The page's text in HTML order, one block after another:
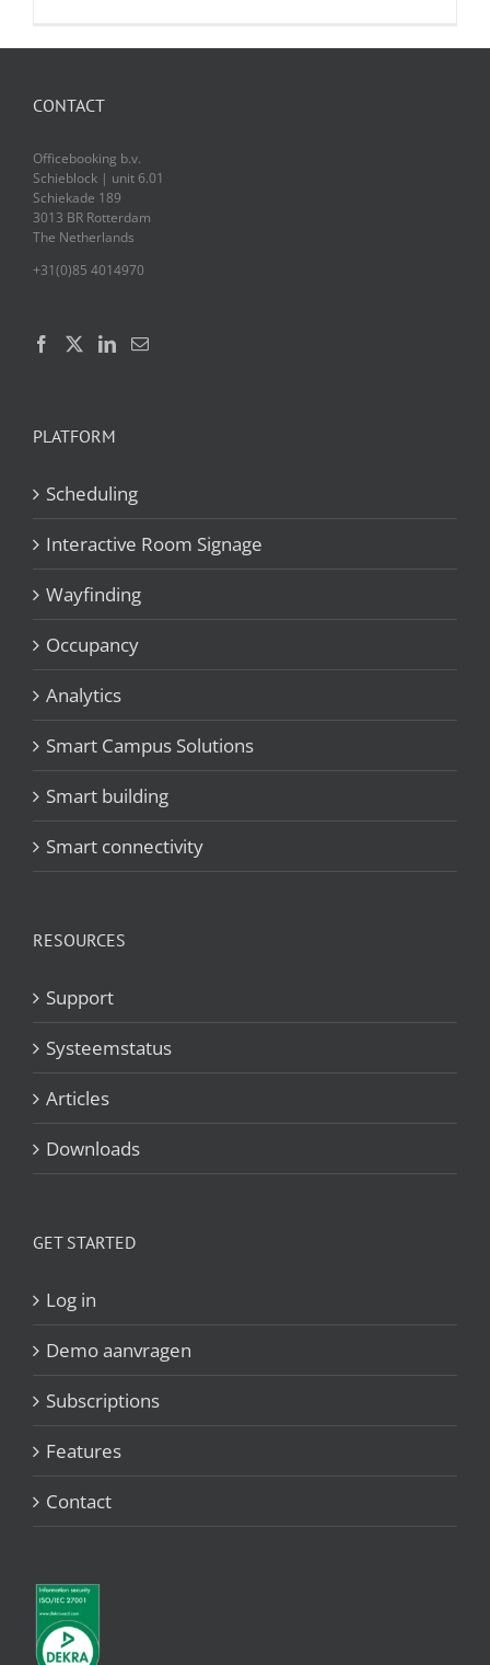
CONTACT
Officebooking b.v.
Schieblock | unit 6.01
Schiekade 189
3013 BR Rotterdam
The Netherlands
+31(0)85 4014970
PLATFORM
Scheduling
Interactive Room Signage
Wayfinding
Occupancy
Analytics
Smart Campus Solutions
Smart building
Smart connectivity
RESOURCES
Support
Systeemstatus
Articles
Downloads
GET STARTED
Log in
Demo aanvragen
Subscriptions
Features
Contact